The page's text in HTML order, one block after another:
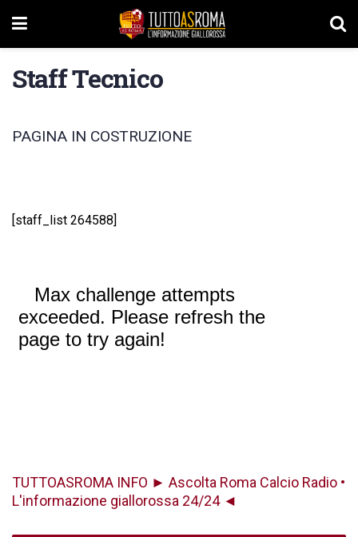
Staff Tecnico
PAGINA IN COSTRUZIONE
[staff_list 264588]
TUTTOASROMA INFO ► Ascolta Roma Calcio Radio •
L'informazione giallorossa 24/24 ◄